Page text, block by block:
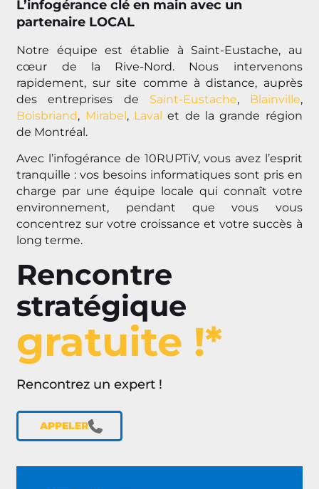
L’infogérance clé en main avec un
partenaire LOCAL
Notre équipe est établie à Saint-Eustache, au
cœur de la Rive-Nord. Nous intervenons
rapidement, sur site comme à distance, auprès
des entreprises de Saint-Eustache, Blainville,
Boisbriand, Mirabel, Laval et de la grande région
de Montréal.
Avec l’infogérance de 10RUPTiV, vous avez l’esprit
tranquille : vos besoins informatiques sont pris en
charge par une équipe locale qui connaît votre
environnement, pendant que vous vous
concentrez sur votre croissance et votre succès à
long terme.
Rencontre
stratégique
gratuite !*
Rencontrez un expert !
APPELER